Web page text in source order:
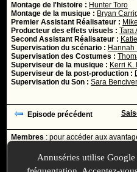
Montage de l'histoire : Hunter Toro
Montage de la musique : Bryan
Premier Assistant Réalisateur :
Producteur des effets visuels :Tara
Second Assistant Réalisateur :
Supervisation du scénario : Hannah
Supervisation des Costumes :
Superviseur de la musique : Kerri K.
Superviseur de la post-production :
Supervisation du Son :Sara
Episode précédent
Membres : pour accéder aux
Ajoutée le :05/11/2024 à 10:13 -
Annuséries utilise